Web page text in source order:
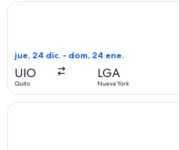
jue, 24 dic. - dom, 24 ene.
UIO
Quito
LGA
Nueva York
Seleccionar vuelo de LATAM Airlines
Seleccionar vuelo de United, con